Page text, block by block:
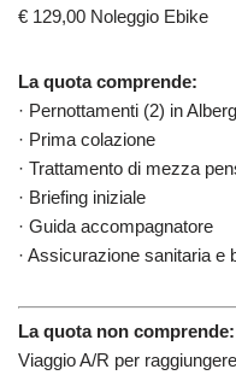
€ 129,00 Noleggio Ebike
La quota comprende:
· Pernottamenti (2) in
· Prima colazione
· Trattamento di mezza
· Briefing iniziale
· Guida accompagnatore
· Assicurazione sanitaria e
La quota non comprende:
Viaggio A/R per